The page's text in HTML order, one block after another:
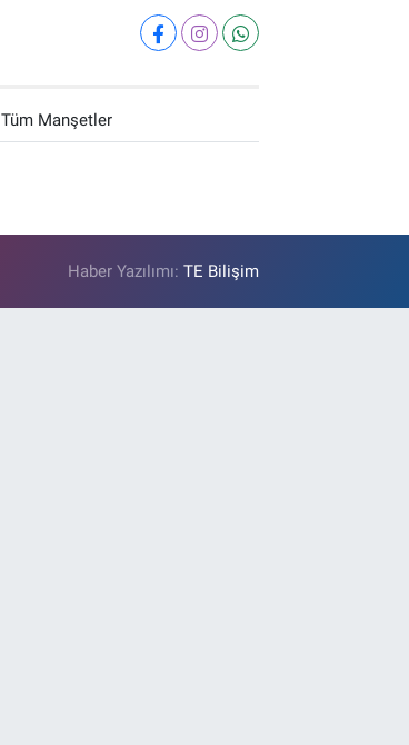
Tüm Manşetler
Haber Yazılımı:TE Bilişim